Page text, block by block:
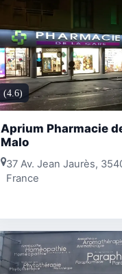
(4.6)
Aprium Pharmacie
Malo
37 Av. Jean Jaurès,
France